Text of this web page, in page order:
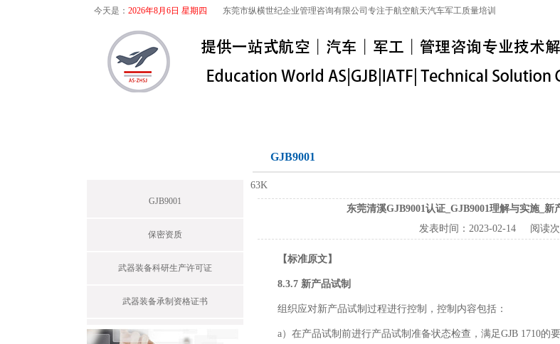
今天是： 2026年8月6日 星期四 东莞市纵横世纪企业管理咨询有限公司专注于航空航天汽车军工质量培训
GJB9001
保密资质
武器装备科研生产许可证
武器装备承制资格证书
GJB9001
63K
东莞清溪GJB9001认证_GJB9001理解与实施_
发表时间： 2023-02-14阅读次
【标准原文】
8.3.7 新产品试制
组织应对新产品试制过程进行控制，控制内容包括：
a）在产品试制前进行产品试制准备状态检查，满足GJB 1710的要